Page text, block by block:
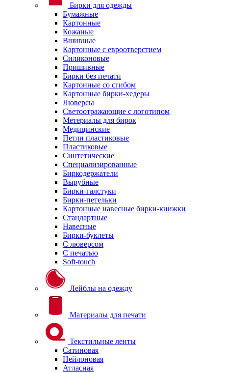
Бирки для одежды
Бумажные
Картонные
Кожаные
Вшивные
Картонные с евроотверстием
Силиконовые
Пришивные
Бирки без печати
Картонные со сгибом
Картонные бирки-хедеры
Люверсы
Светоотражающие с логотипом
Метериалы для бирок
Медицинские
Петли пластиковые
Пластиковые
Синтетические
Специализированные
Биркодержатели
Вырубные
Бирки-галстуки
Бирки-петельки
Картонные навесные бирки-книжки
Стандартные
Навесные
Бирки-буклеты
С люверсом
С печатью
Soft-touch
Лейблы на одежду
Материалы для печати
Текстильные ленты
Сатиновая
Нейлоновая
Атласная